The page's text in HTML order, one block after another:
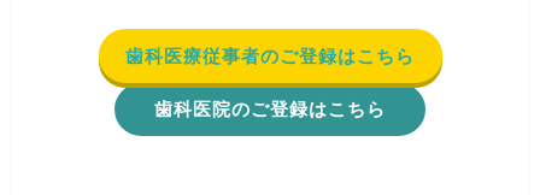
歯科医療従事者のご登録はこちら
歯科医院のご登録はこちら